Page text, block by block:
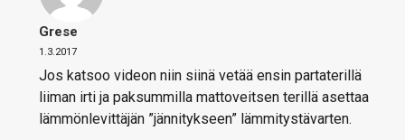
Grese
1.3.2017
Jos katsoo videon niin siinä vetää ensin partaterillä
liiman irti ja paksummilla mattoveitsen terillä asettaa
lämmönlevittäjän ”jännitykseen” lämmitystävarten.